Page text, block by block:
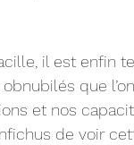
il est enfin
que
et nos
de voir